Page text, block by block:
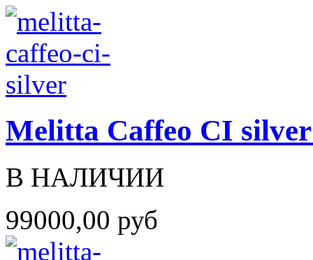
Melitta Caffeo CI
В НАЛИЧИИ
99000,00 руб